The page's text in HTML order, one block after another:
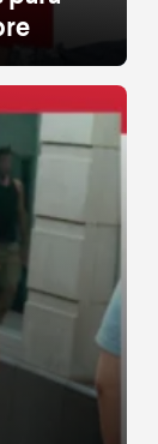
sai de
ao fim
Com